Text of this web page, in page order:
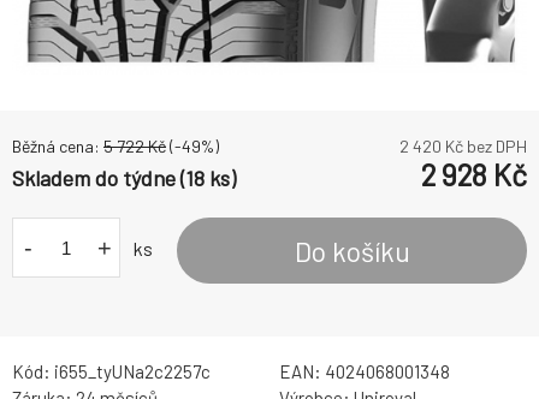
Běžná cena: 5 722Kč(-49%) 2 420 Kč bez DPH
Skladem do týdne (18 ks) 2 928 Kč
- + ks Do košíku
Kód: i655_tyUNa2c2257c EAN: 4024068001348